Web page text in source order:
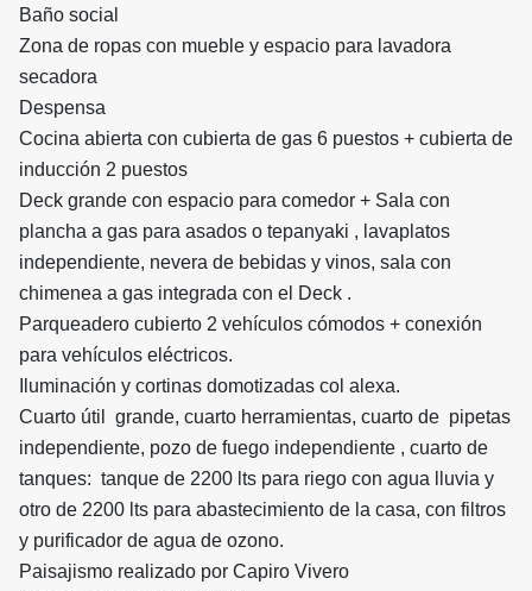
Baño social
Zona de ropas con mueble y espacio para lavadora
secadora
Despensa
Cocina abierta con cubierta de gas 6 puestos + cubierta de
inducción 2 puestos
Deck grande con espacio para comedor + Sala con
plancha a gas para asados o tepanyaki , lavaplatos
independiente, nevera de bebidas y vinos, sala con
chimenea a gas integrada con el Deck .
Parqueadero cubierto 2 vehículos cómodos + conexión
para vehículos eléctricos.
Iluminación y cortinas domotizadas col alexa.
Cuarto útil grande, cuarto herramientas, cuarto de pipetas
independiente, pozo de fuego independiente , cuarto de
tanques: tanque de 2200 lts para riego con agua lluvia y
otro de 2200 lts para abastecimiento de la casa, con filtros
y purificador de agua de ozono.
Paisajismo realizado por Capiro Vivero